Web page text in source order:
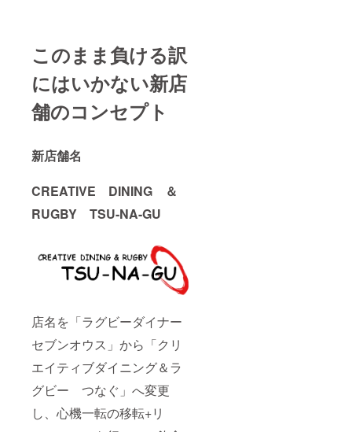
このまま負ける訳
にはいかない新店
舗のコンセプト
新店舗名
CREATIVE DINING ＆
RUGBY TSU-NA-GU
店名を「ラグビーダイナー
セブンオウス」から「クリ
エイティブダイニング＆ラ
グビー つなぐ」へ変更
し、心機一転の移転+リ